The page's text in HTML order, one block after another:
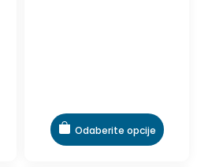
Odaberite opcije